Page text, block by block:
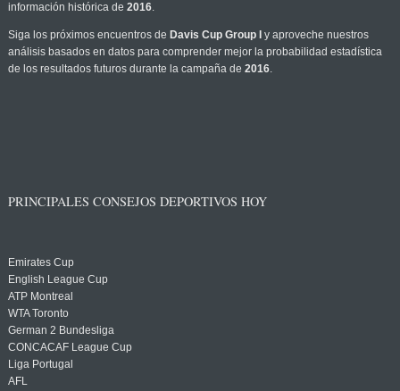
información histórica de 2016.
Siga los próximos encuentros de Davis Cup Group I
y aproveche nuestros
análisis basados en datos para comprender mejor la probabilidad estadística
de los resultados futuros durante la campaña de 2016.
PRINCIPALES CONSEJOS DEPORTIVOS HOY
Emirates Cup
English League Cup
ATP Montreal
WTA Toronto
German 2 Bundesliga
CONCACAF League Cup
Liga Portugal
AFL